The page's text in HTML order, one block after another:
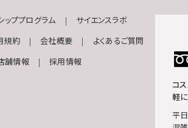
ッププログラム サイエンスラボ
規約 会社概要 よくあるご質問
舗情報 採用情報
コ
軽に
平